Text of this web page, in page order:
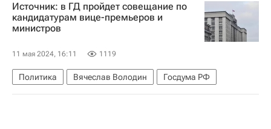
Россия
Дмитрий Песков
Вооруженные силы Украины
Источник: в ГД пройдет совещание по
кандидатурам вице-премьеров и
министров
11 мая 2024, 16:11 1119
Политика Вячеслав Володин Госдума РФ